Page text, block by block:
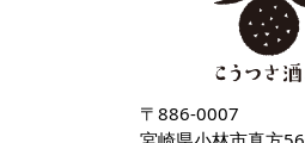
〒886-0007